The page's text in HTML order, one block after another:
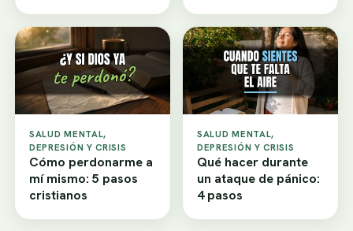
SALUD MENTAL,
DEPRESIÓN Y CRISIS
Cómo perdonarme a
mí mismo: 5 pasos
cristianos
SALUD MENTAL,
DEPRESIÓN Y CRISIS
Qué hacer durante
un ataque de pánico:
4 pasos